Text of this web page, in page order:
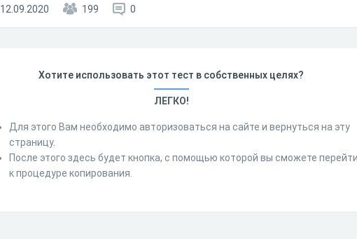
12.09.2020 199 0
Хотите использовать этот тест в собственных целях?
ЛЕГКО!
Для этого Вам необходимо авторизоваться на сайте и вернуться на эту
страницу.
После этого здесь будет кнопка, с помощью которой вы сможете перейти
к процедуре копирования.